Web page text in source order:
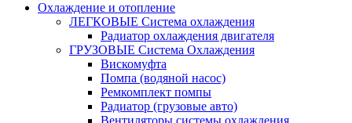
Охлаждение и отопление
ЛЕГКОВЫЕ Система охлаждения
Радиатор охлаждения двигателя
ГРУЗОВЫЕ Система Охлаждения
Вискомуфта
Помпа (водяной насос)
Ремкомплект помпы
Радиатор (грузовые авто)
Вентиляторы системы охлаждения